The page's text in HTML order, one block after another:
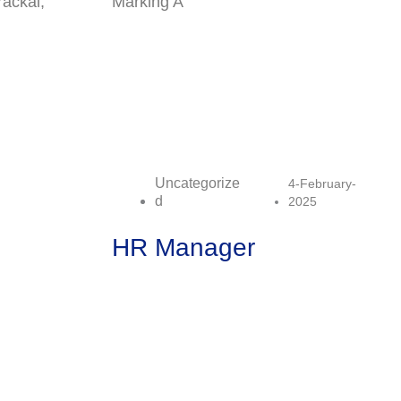
Uncategorize
D
4-February-
2025
HR Manager